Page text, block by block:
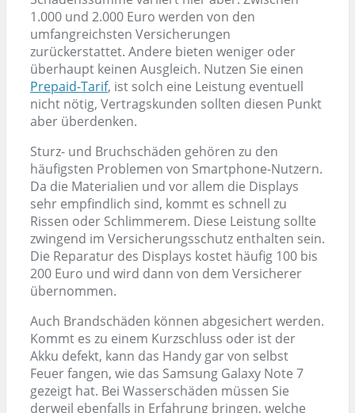
1.000 und 2.000 Euro werden von den
umfangreichsten Versicherungen
zurückerstattet. Andere bieten weniger oder
überhaupt keinen Ausgleich. Nutzen Sie einen
Prepaid-Tarif, ist solch eine Leistung eventuell
nicht nötig, Vertragskunden sollten diesen Punkt
aber überdenken.
Sturz- und Bruchschäden gehören zu den
häufigsten Problemen von Smartphone-Nutzern.
Da die Materialien und vor allem die Displays
sehr empfindlich sind, kommt es schnell zu
Rissen oder Schlimmerem. Diese Leistung sollte
zwingend im Versicherungsschutz enthalten sein.
Die Reparatur des Displays kostet häufig 100 bis
200 Euro und wird dann von dem Versicherer
übernommen.
Auch Brandschäden können abgesichert werden.
Kommt es zu einem Kurzschluss oder ist der
Akku defekt, kann das Handy gar von selbst
Feuer fangen, wie das Samsung Galaxy Note 7
gezeigt hat. Bei Wasserschäden müssen Sie
derweil ebenfalls in Erfahrung bringen, welche